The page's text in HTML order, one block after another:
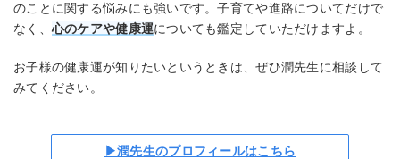
のことに関する悩みにも強いです。子育てや進路についてだけで
なく、 心のケアや健康運についても鑑定していただけますよ。
お子様の健康運が知りたいというときは、ぜひ潤先生に相談して
みてください。
▶潤先生のプロフィールはこちら